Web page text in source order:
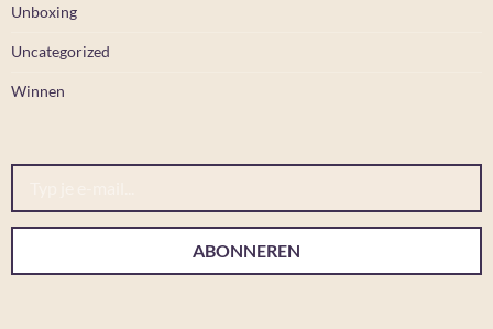
Unboxing
Uncategorized
Winnen
Typ je e-mail...
ABONNEREN